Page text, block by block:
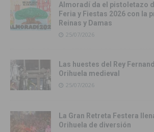
Almoradí da el pistoletazo
Feria y Fiestas 2026 con la
Reinas y Damas
25/07/2026
Las huestes del Rey
Orihuela medieval
25/07/2026
La Gran Retreta Festera
Orihuela de diversión